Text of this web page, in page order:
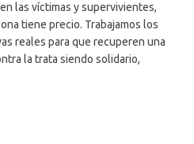
las víctimas y supervivientes,
tiene precio. Trabajamos los
reales para que recuperen una
la trata siendo solidario,